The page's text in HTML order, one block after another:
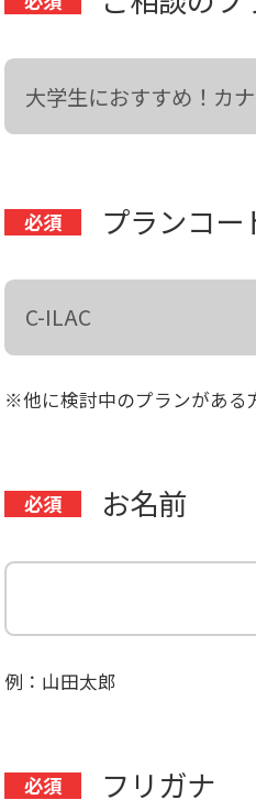
プランコー
※他に検討中のプランがある
お名前
例：山田太郎
フリガナ